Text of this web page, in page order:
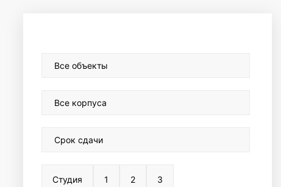
Все объекты
Все корпуса
Срок сдачи
Студия 1 2 3